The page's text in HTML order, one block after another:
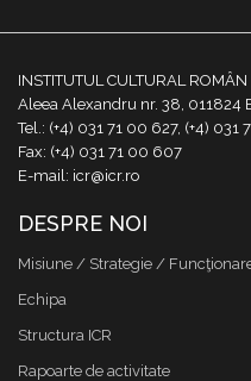
INSTITUTUL CULTURAL ROMÂN
Aleea Alexandru nr. 38, 011824
Tel.: (+4) 031 71 00 627, (+4) 031
Fax: (+4) 031 71 00 607
E-mail: icr@icr.ro
DESPRE NOI
Misiune / Strategie /
Echipa
Structura ICR
Rapoarte de activitate